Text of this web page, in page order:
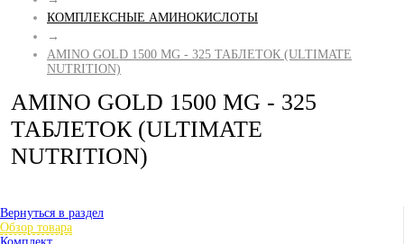
КОМПЛЕКСНЫЕ АМИНОКИСЛОТЫ
→
AMINO GOLD 1500 MG - 325 ТАБЛЕТОК (ULTIMATE
NUTRITION)
AMINO GOLD 1500 MG - 325
ТАБЛЕТОК (ULTIMATE
NUTRITION)
Вернуться в раздел
Обзор товара